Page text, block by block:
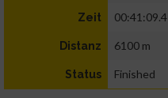
Zeit 00:41:09.4
Distanz 6100 m
Status Finished